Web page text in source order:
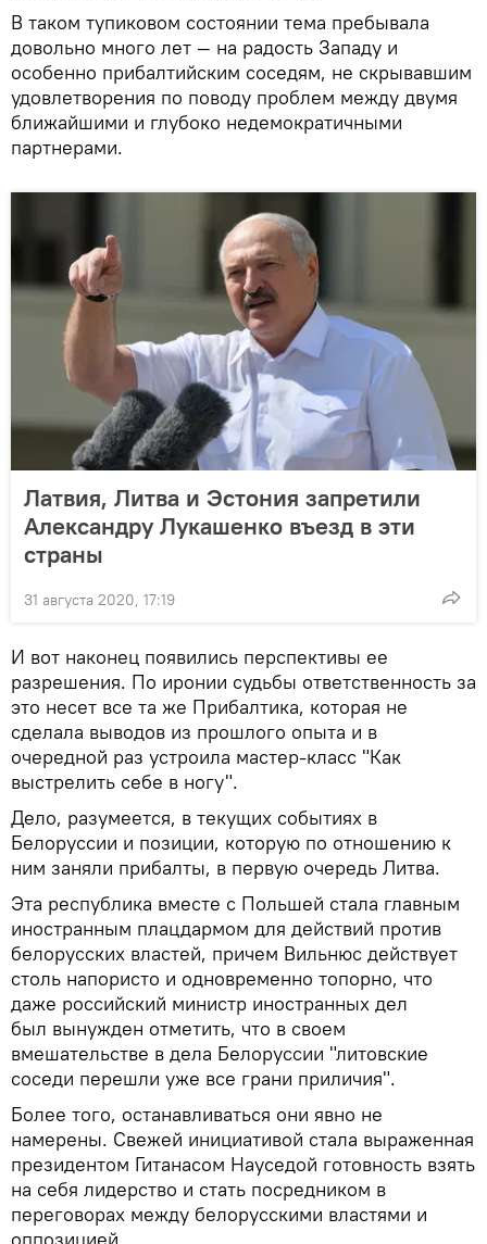
В таком тупиковом состоянии тема пребывала
довольно много лет — на радость Западу и
особенно прибалтийским соседям, не скрывавшим
удовлетворения по поводу проблем между двумя
ближайшими и глубоко недемократичными
партнерами.
Латвия, Литва и Эстония запретили
Александру Лукашенко въезд в эти
страны
31 августа 2020, 17:19
И вот наконец появились перспективы ее
разрешения. По иронии судьбы ответственность за
это несет все та же Прибалтика, которая не
сделала выводов из прошлого опыта и в
очередной раз устроила мастер-класс "Как
выстрелить себе в ногу".
Дело, разумеется, в текущих событиях в
Белоруссии и позиции, которую по отношению к
ним заняли прибалты, в первую очередь Литва.
Эта республика вместе с Польшей стала главным
иностранным плацдармом для действий против
белорусских властей, причем Вильнюс действует
столь напористо и одновременно топорно, что
даже российский министр иностранных дел
был вынужден отметить, что в своем
вмешательстве в дела Белоруссии "литовские
соседи перешли уже все грани приличия".
Более того, останавливаться они явно не
намерены. Свежей инициативой стала выраженная
президентом Гитанасом Науседой готовность взять
на себя лидерство и стать посредником в
переговорах между белорусскими властями и
оппозицией.